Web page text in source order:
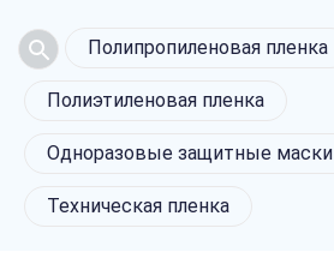
Полипропиленовая пленка
Полиэтиленовая пленка
Одноразовые защитные маски
Техническая пленка